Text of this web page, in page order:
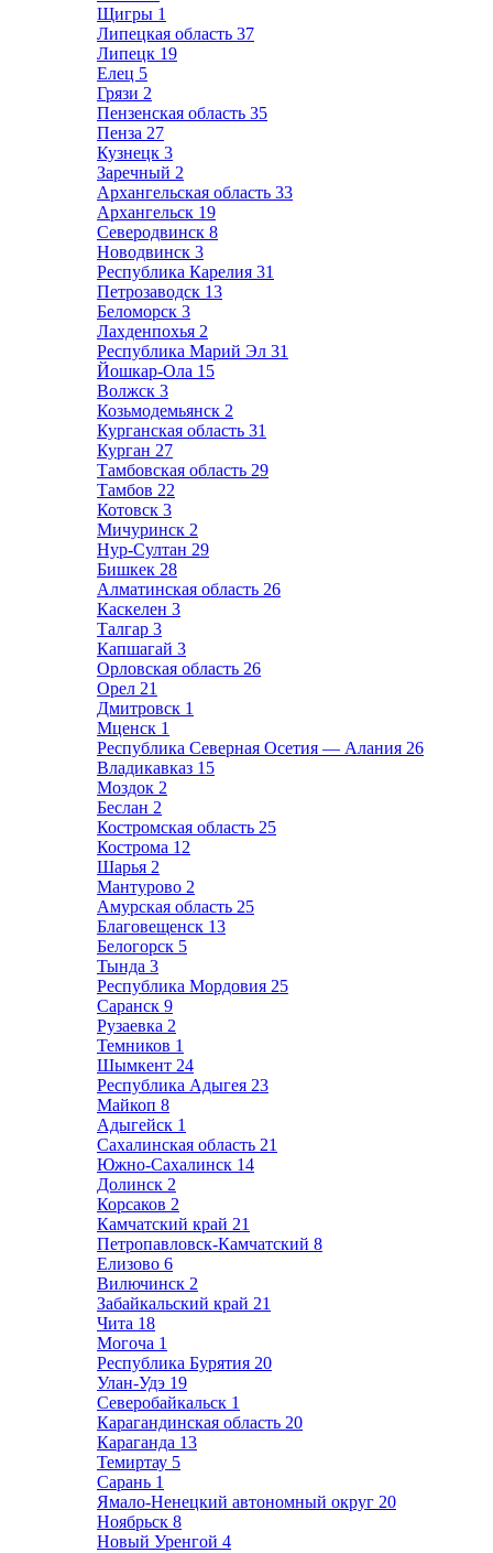
Щигры 1
Липецкая область 37
Липецк 19
Елец 5
Грязи 2
Пензенская область 35
Пенза 27
Кузнецк 3
Заречный 2
Архангельская область 33
Архангельск 19
Северодвинск 8
Новодвинск 3
Республика Карелия 31
Петрозаводск 13
Беломорск 3
Лахденпохья 2
Республика Марий Эл 31
Йошкар-Ола 15
Волжск 3
Козьмодемьянск 2
Курганская область 31
Курган 27
Тамбовская область 29
Тамбов 22
Котовск 3
Мичуринск 2
Нур-Султан 29
Бишкек 28
Алматинская область 26
Каскелен 3
Талгар 3
Капшагай 3
Орловская область 26
Орел 21
Дмитровск 1
Мценск 1
Республика Северная Осетия — Алания 26
Владикавказ 15
Моздок 2
Беслан 2
Костромская область 25
Кострома 12
Шарья 2
Мантурово 2
Амурская область 25
Благовещенск 13
Белогорск 5
Тында 3
Республика Мордовия 25
Саранск 9
Рузаевка 2
Темников 1
Шымкент 24
Республика Адыгея 23
Майкоп 8
Адыгейск 1
Сахалинская область 21
Южно-Сахалинск 14
Долинск 2
Корсаков 2
Камчатский край 21
Петропавловск-Камчатский 8
Елизово 6
Вилючинск 2
Забайкальский край 21
Чита 18
Могоча 1
Республика Бурятия 20
Улан-Удэ 19
Северобайкальск 1
Карагандинская область 20
Караганда 13
Темиртау 5
Сарань 1
Ямало-Ненецкий автономный округ 20
Ноябрьск 8
Новый Уренгой 4